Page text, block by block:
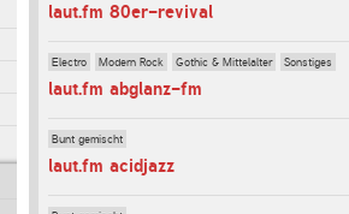
laut.fm 80er-revival
Electro Modern Rock Gothic & Mittelalter Sonstiges
laut.fm abglanz-fm
Bunt gemischt
laut.fm acidjazz